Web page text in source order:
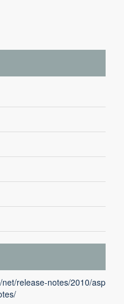
release-notes/2010/asp